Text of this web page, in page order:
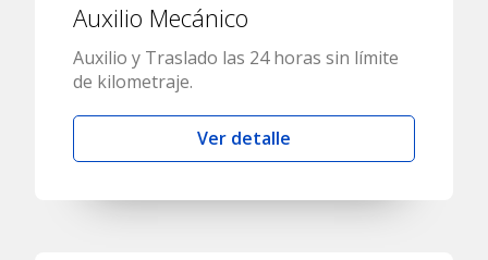
Auxilio Mecánico
Auxilio y Traslado las 24 horas sin límite
de kilometraje.
Ver detalle